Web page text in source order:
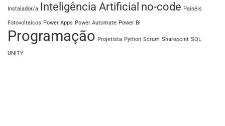
Instalador/a Inteligência Artificial no-code Painéis
Fotovoltaicos Power Apps Power Automate Power Bi
Programação Projetista Python Scrum Sharepoint SQL
UNITY